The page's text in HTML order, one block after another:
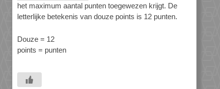
het maximum aantal punten toegewezen krijgt. De
letterlijke betekenis van douze points is 12 punten.
Douze = 12
points = punten